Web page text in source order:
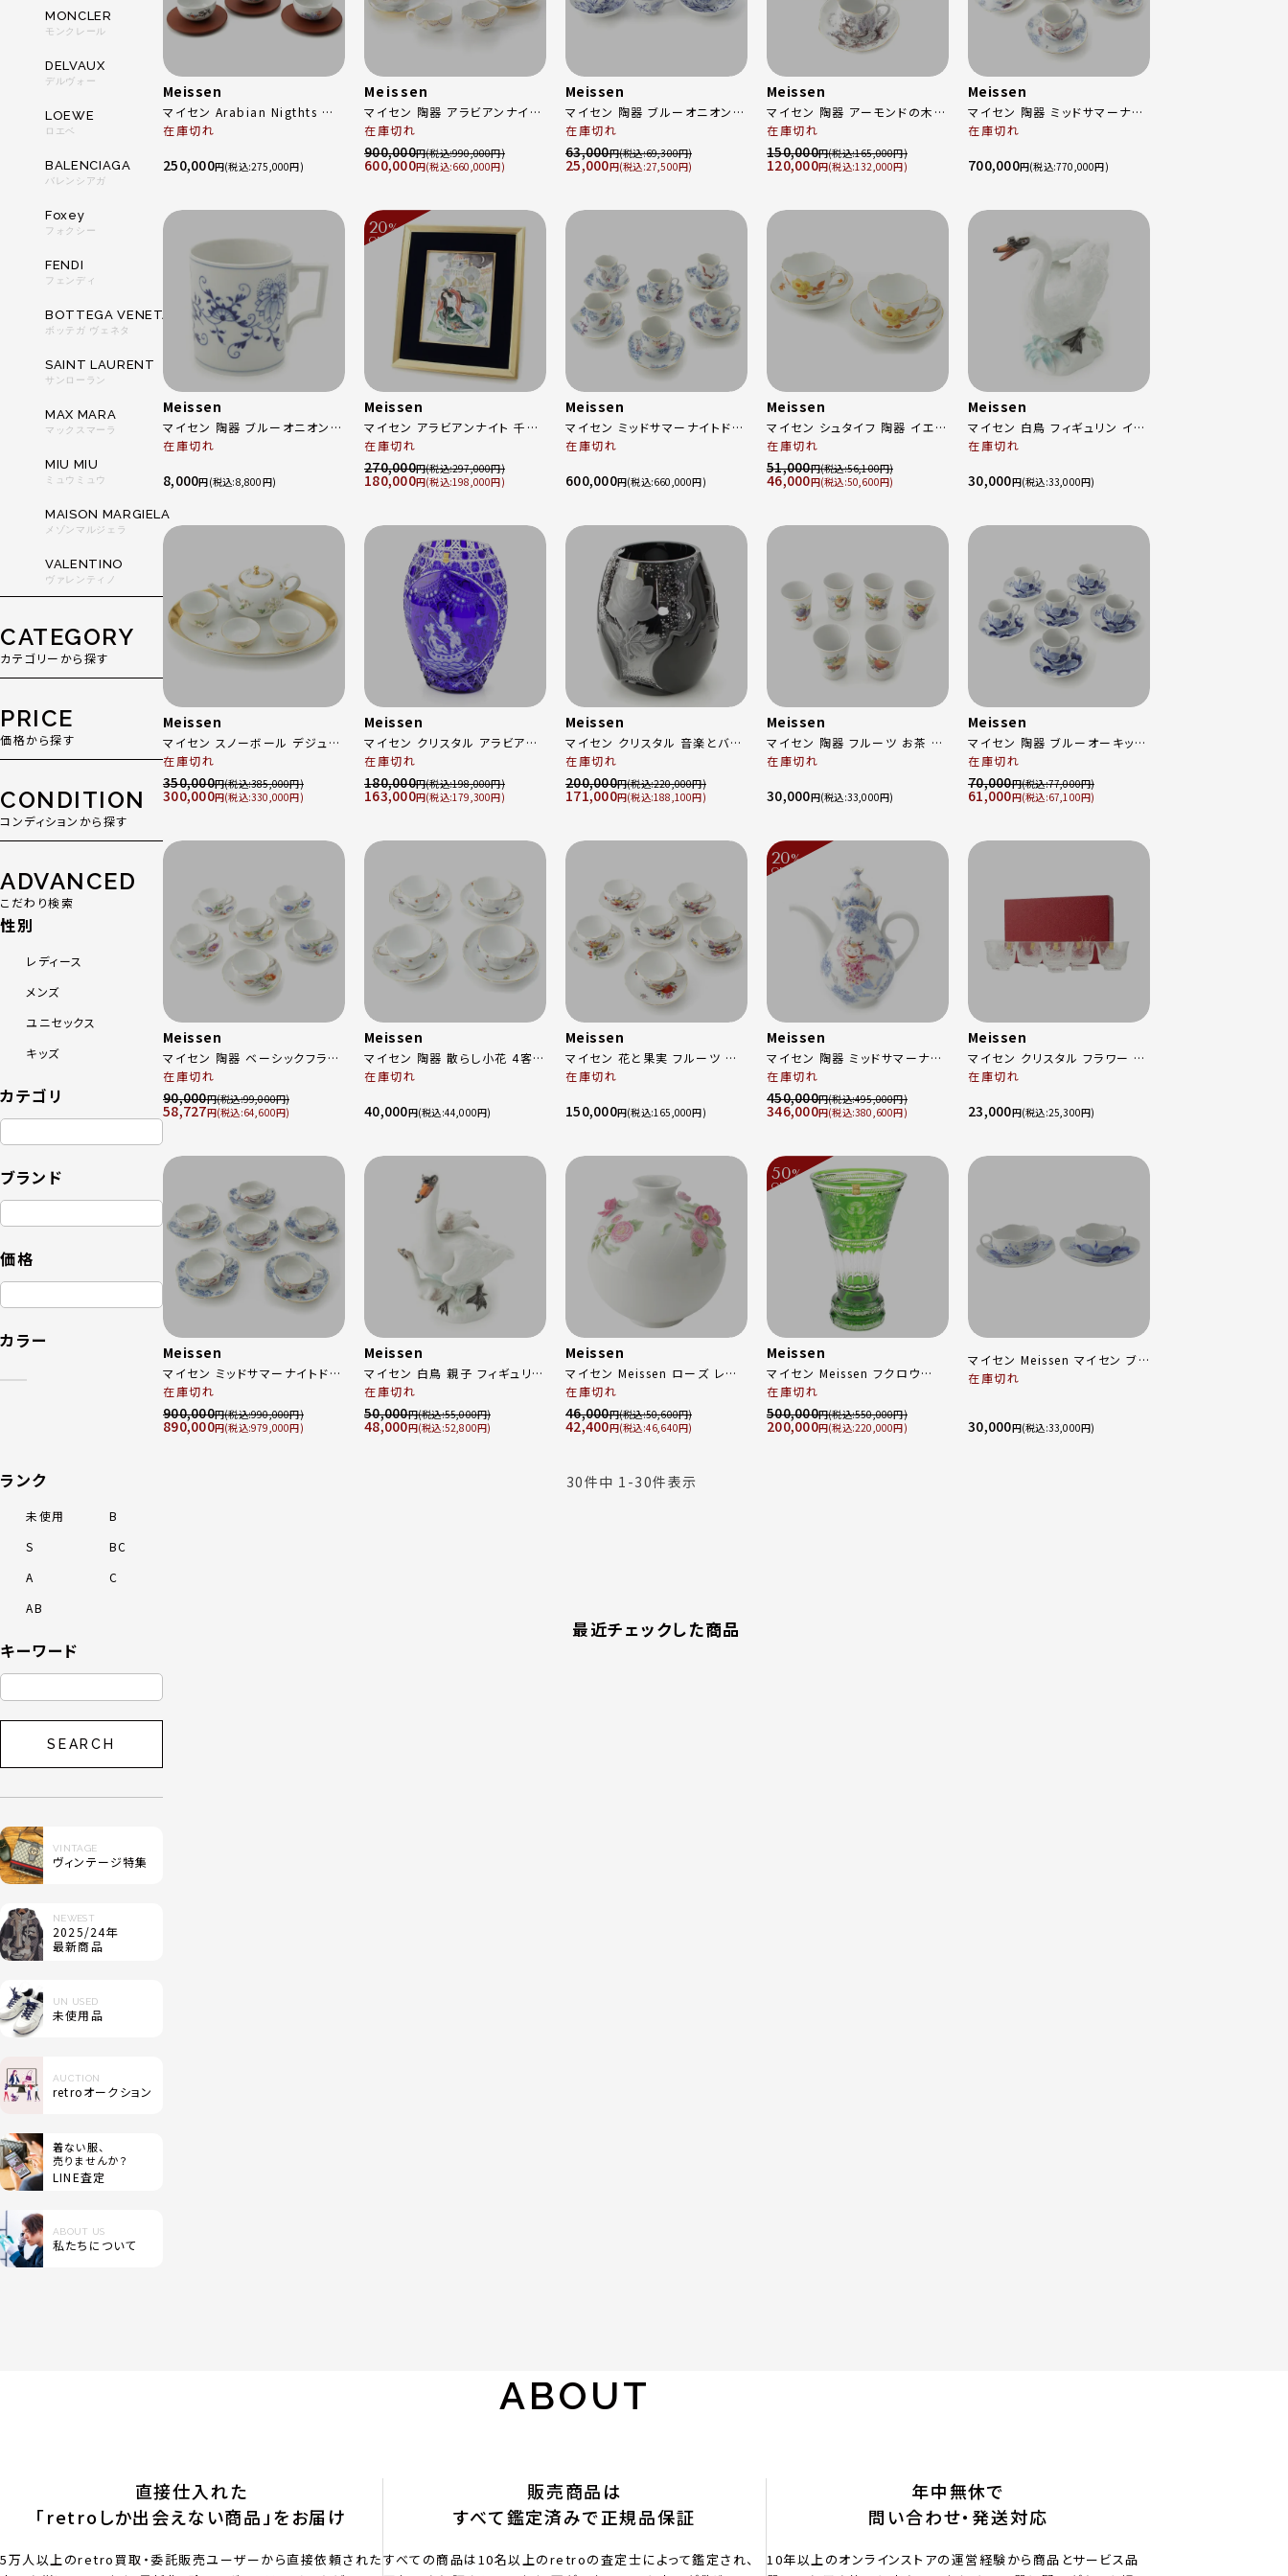
MONCLER
モンクレール
DELVAUX
デルヴォー
LOEWE
ロエベ
BALENCIAGA
バレンシアガ
Foxey
フォクシー
FENDI
フェンディ
BOTTEGA VENETA
ボッテガ ヴェネタ
SAINT LAURENT
サンローラン
MAX MARA
マックスマーラ
MIU MIU
ミュウミュウ
MAISON MARGIELA
メゾンマルジェラ
VALENTINO
ヴァレンティノ
CATEGORY
カテゴリーから探す
PRICE
価格から探す
CONDITION
コンディションから探す
ADVANCED
こだわり検索
性別
レディース
メンズ
ユニセックス
キッズ
カテゴリ
ブランド
価格
カラー
ランク
未使用
B
S
BC
A
C
AB
キーワード
SEARCH
VINTAGE
ヴィンテージ特集
NEWEST
2025/24年
最新商品
UN USED
未使用品
AUCTION
retroオークション
着ない服、
売りませんか？
LINE査定
ABOUT US
私たちについて
Meissen
マイセン Arabian Nigthts アラ
ビアンナイト 磁器 茶器 湯呑 ソ
ホワイト
在庫切れ
250,000円 275,000
Meissen
マイセン 陶器 アラビアンナイト
ティー カップ＆ソーサー カップ2
点 4客セット 食器
680710/23633 ホワイト
在庫切れ
900,000円 990,000
600,000円 660,000
Meissen
マイセン 陶器 ブルーオニオン
カップ1点 4客セット 食器 ティー
カップ＆ソーサー ホワイト マル
チカラー
在庫切れ
63,000円 69,300
25,000円 27,500
Meissen
マイセン 陶器 アーモンドの木 3
客セット 食器 コーヒー カップ＆
ソーサー ホワイト マルチカラー
在庫切れ
150,000円 165,000
120,000円 132,000
Meissen
マイセン 陶器 ミッドサマーナイ
トドリーム 真夏の夜の夢 6客セ
サ― ホワイト マルチカラー
在庫切れ
700,000円 770,000
Meissen
マイセン 陶器 ブルーオニオン
マグ マグカップ 食器 55810 ホ
在庫切れ
8,000円 8,800
20%
OFF
Meissen
マイセン アラビアンナイト 千夜
一夜物語 額装 陶板 プラーク 骨
董品 9M229 マルチカラー
在庫切れ
270,000円 297,000
180,000円 198,000
Meissen
マイセン ミッドサマーナイトドリ
ーム 真夏の夜の夢 モカ デミタ
セット 食器 ホワイト
在庫切れ
600,000円 660,000
Meissen
マイセン シュタイフ 陶器 イエロ
ーローズ 黄色いバラ カップ＆ソ
ーサ―セット 2客 ホワイト イエ
ロー
在庫切れ
51,000円 56,100
46,000円 50,600
Meissen
マイセン 白鳥 フィギュリン イン
テリア 77066 ホワイト
在庫切れ
30,000円 33,000
Meissen
マイセン スノーボール デジュネ
ポット カップ ボウル トレー セッ
ト 骨董品 陶器 ホワイト ゴール
ド
在庫切れ
350,000円 385,000
300,000円 330,000
Meissen
マイセン クリスタル アラビアン
ナイト 陶器 花瓶 骨董品
1001/8/2283/26B ブルー
在庫切れ
180,000円 198,000
163,000円 179,300
Meissen
マイセン クリスタル 音楽とバラ
ハイヤー 花瓶 フラワーベース
骨董品 MC/52686/23BK ブラ
ック
在庫切れ
200,000円 220,000
171,000円 188,100
Meissen
マイセン 陶器 フルーツ お茶 テ
ィー 6客セット 食器 カップ ホワ
在庫切れ
30,000円 33,000
Meissen
マイセン 陶器 ブルーオーキッド
6客セット 食器 コーヒー カップ
＆ソーサー ブルー
在庫切れ
70,000円 77,000
61,000円 67,100
Meissen
マイセン 陶器 ベーシックフラワ
ー 5つ花 6客セット 食器 ティー
カップ＆ソーサー ホワイト マル
チカラー
在庫切れ
90,000円 99,000
58,727円 64,600
Meissen
マイセン 陶器 散らし小花 4客セ
ット 食器 ティー カップ＆ソーサ
在庫切れ
40,000円 44,000
Meissen
マイセン 花と果実 フルーツ ティ
ー 6客セット カップ＆ソーサ―セ
在庫切れ
150,000円 165,000
20%
OFF
Meissen
マイセン 陶器 ミッドサマーナイ
トドリーム 真夏の夜の夢 コーヒ
ー ポット 食器 680691/23693
ホワイト×ブルー
在庫切れ
450,000円 495,000
346,000円 380,600
Meissen
マイセン クリスタル フラワー ア
ニマル柄グラス 冷茶 グラス 5客
在庫切れ
23,000円 25,300
Meissen
マイセン ミッドサマーナイトドリ
ーム 真夏の夜の夢 ティーカップ
＆ソーサ― 6客セット 食器 ホワ
イト
在庫切れ
900,000円 990,000
890,000円 979,000
Meissen
マイセン 白鳥 親子 フィギュリン
在庫切れ
50,000円 55,000
48,000円 52,800
Meissen
マイセン Meissen ローズ レリ
ーフ フラワーベース 花瓶 磁器
食器 ホワイト ピンク マルチカラ
ー
在庫切れ
46,000円 50,600
42,400円 46,640
50%
OFF
Meissen
マイセン Meissen フクロウ
Rolf Heyer ロルフ ハイヤー作
色被せ花瓶 OWL/703/36G グ
リーン 35cm
在庫切れ
500,000円 550,000
200,000円 220,000
マイセン Meissen マイセン ブル
ーオーキッド カップ＆ソーサー
在庫切れ
30,000円 33,000
30件中 1 -30件表示
最近チェックした商品
ABOUT
直接仕入れた
「retroしか出会えない商品」をお届け
5万人以上のretro買取・委託販売ユーザーから直接依頼された
販売商品は
すべて鑑定済みで正規品保証
すべての商品は10名以上のretroの査定士によって鑑定され、
年中無休で
問い合わせ・発送対応
10年以上のオンラインストアの運営経験から商品とサービス品